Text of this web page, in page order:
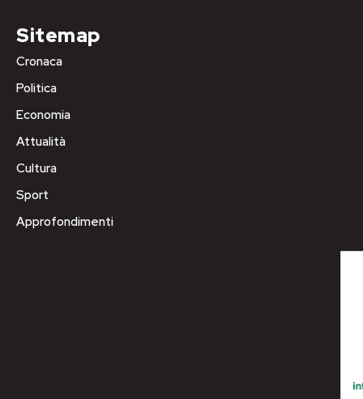
Sitemap
Cronaca
Politica
Economia
Attualità
Cultura
Sport
Approfondimenti